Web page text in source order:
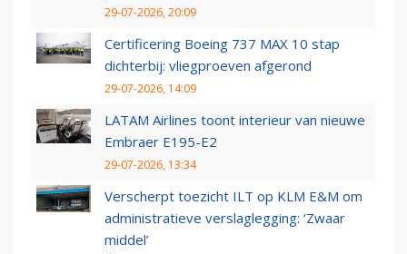
29-07-2026, 20:09
Certificering Boeing 737 MAX 10 stap
dichterbij: vliegproeven afgerond
29-07-2026, 14:09
LATAM Airlines toont interieur van nieuwe
Embraer E195-E2
29-07-2026, 13:34
Verscherpt toezicht ILT op KLM E&M om
administratieve verslaglegging: ‘Zwaar
middel’